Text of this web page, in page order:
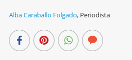
Alba Caraballo Folgado, Periodista